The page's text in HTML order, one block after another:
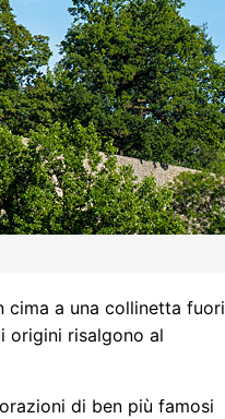
cima a una collinetta fuori
origini risalgono al
di ben più famosi